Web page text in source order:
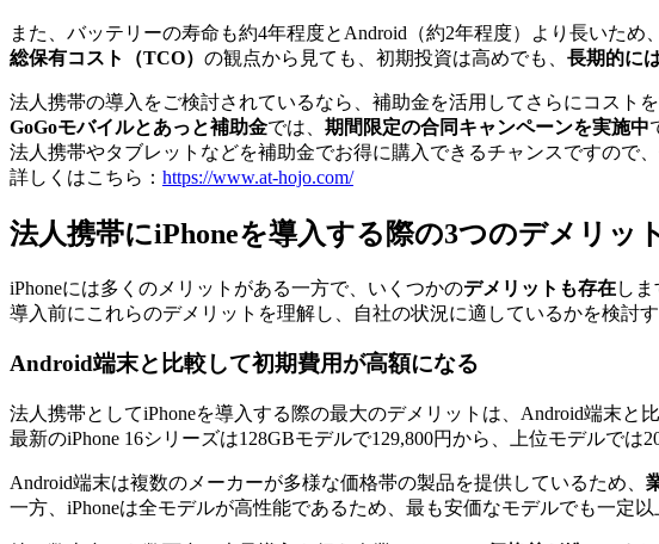
また、バッテリーの寿命も約4年程度とAndroid（約2年程度）より長いため
総保有コスト（TCO） の観点から見ても、初期投資は高めでも、 長期的に
法人携帯の導入をご検討されているなら、補助金を活用してさらにコスト
GoGoモバイルとあっと補助金では、 期間限定の合同キャンペーンを実施中
法人携帯やタブレットなどを補助金でお得に購入できるチャンスですので、
詳しくはこちら： https://www.at-hojo.com/
法人携帯にiPhoneを導入する際の3つのデメリッ
iPhoneには多くのメリットがある一方で、いくつかのデメリットも存在しま
導入前にこれらのデメリットを理解し、自社の状況に適しているかを検討す
Android端末と比較して初期費用が高額になる
法人携帯としてiPhoneを導入する際の最大のデメリットは、Android端末と
最新のiPhone 16シリーズは128GBモデルで129,800円から、上位モデルでは
Android端末は複数のメーカーが多様な価格帯の製品を提供しているため、
一方、iPhoneは全モデルが高性能であるため、最も安価なモデルでも一定以